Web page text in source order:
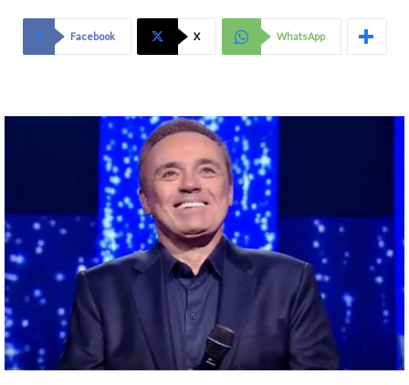
Facebook X WhatsApp